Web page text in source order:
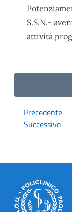
S.S.N.-
attività
Precedente
Successivo